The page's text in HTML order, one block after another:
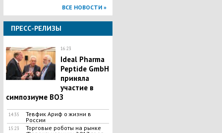
ВСЕ НОВОСТИ »
ПРЕСС-РЕЛИЗЫ
16:23
Ideal Pharma
Peptide GmbH
приняла
участие в
симпозиуме ВОЗ
14:35
Тевфик Ариф о жизни в
России
15:23
Торговые роботы на рынке